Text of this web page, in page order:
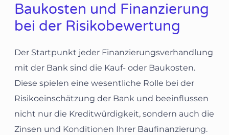
Baukosten und Finanzierung
bei der Risikobewertung
Der Startpunkt jeder Finanzierungsverhandlung
mit der Bank sind die Kauf- oder Baukosten.
Diese spielen eine wesentliche Rolle bei der
Risikoeinschätzung der Bank und beeinflussen
nicht nur die Kreditwürdigkeit, sondern auch die
Zinsen und Konditionen Ihrer Baufinanzierung.